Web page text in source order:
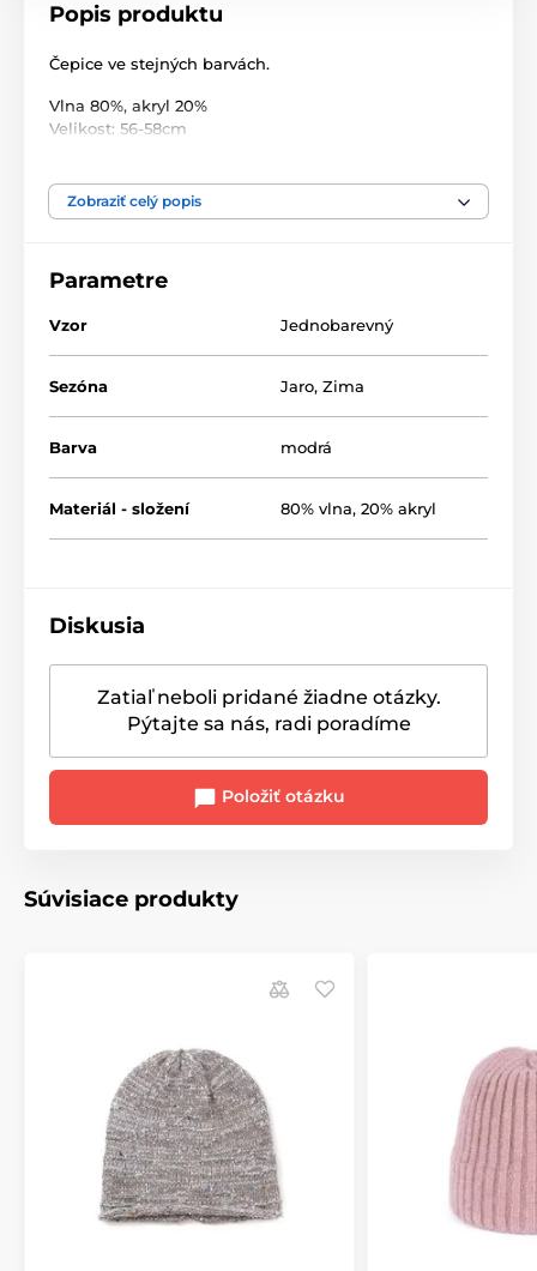
Popis produktu
Čepice ve stejných barvách.
Vlna 80%, akryl 20%
Velikost: 56-58cm
Složení: 80% vlna, 20% akryl
Zobraziť celý popis
Parametre
Vzor Jednobarevný
Sezóna Jaro, Zima
Barva modrá
Materiál - složení 80% vlna, 20% akryl
Diskusia
Zatiaľ neboli pridané žiadne otázky.
Pýtajte sa nás, radi poradíme
Položiť otázku
Súvisiace produkty